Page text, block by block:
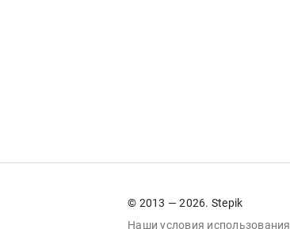
© 2013 — 2026. Stepik
Наши условия использования